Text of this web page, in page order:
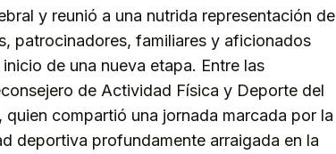
y reunió a una nutrida representación de
patrocinadores, familiares y aficionados
de una nueva etapa. Entre las
de Actividad Física y Deporte del
compartió una jornada marcada por la
deportiva profundamente arraigada en la